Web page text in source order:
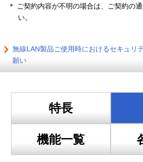
＊ ご契約内容が不明の場合は、ご契約の
い。
無線LAN製品ご使用時におけるセキュリ
願い
特長
機能一覧